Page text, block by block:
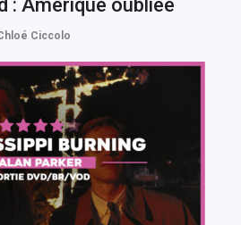
: Amérique oubliée
Ciccolo